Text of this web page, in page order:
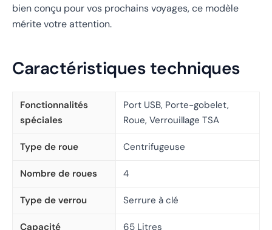
bien conçu pour vos prochains voyages, ce modèle
mérite votre attention.
Caractéristiques techniques
Fonctionnalités
spéciales
Port USB, Porte-gobelet,
Roue, Verrouillage TSA
Type de roue Centrifugeuse
Nombre de roues 4
Type de verrou Serrure à clé
Capacité 65 Litres